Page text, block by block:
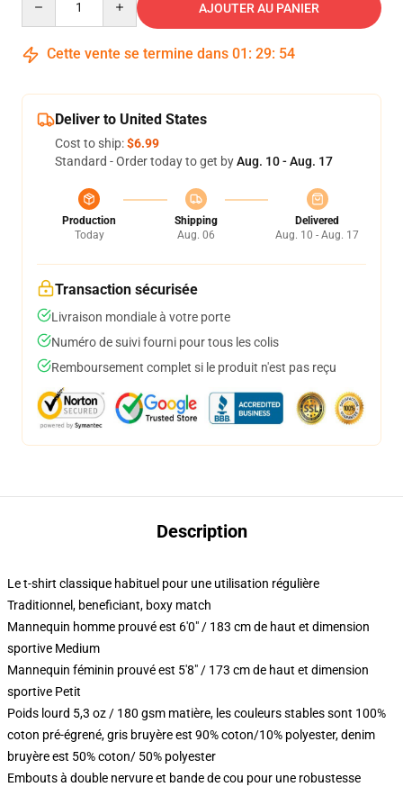
AJOUTER AU PANIER
Cette vente se termine dans 01 : 29: 54
Deliver to United States
Cost to ship:$6.99
Standard - Order today to get byAug. 10 - Aug. 17
Production
Today
Shipping
Aug. 06
Delivered
Aug. 10 - Aug. 17
Transaction sécurisée
Livraison mondiale à votre porte
Numéro de suivi fourni pour tous les colis
Remboursement complet si le produit n'est pas reçu
Description
Le t-shirt classique habituel pour une utilisation régulière
Traditionnel, beneficiant, boxy match
Mannequin homme prouvé est 6'0" / 183 cm de haut et dimension
sportive Medium
Mannequin féminin prouvé est 5'8" / 173 cm de haut et dimension
sportive Petit
Poids lourd 5,3 oz / 180 gsm matière, les couleurs stables sont 100%
coton pré-égrené, gris bruyère est 90% coton/10% polyester, denim
bruyère est 50% coton/ 50% polyester
Embouts à double nervure et bande de cou pour une robustesse